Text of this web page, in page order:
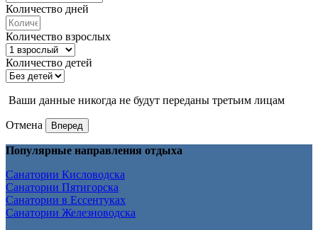
Количество дней
Количество взрослых
Количество детей
Ваши данные никогда не будут переданы третьим лицам
Отмена Вперед
Популярные направления отдыха
Санатории Кисловодска
Санатории Пятигорска
Санатории в Ессентуках
Санатории Железноводска